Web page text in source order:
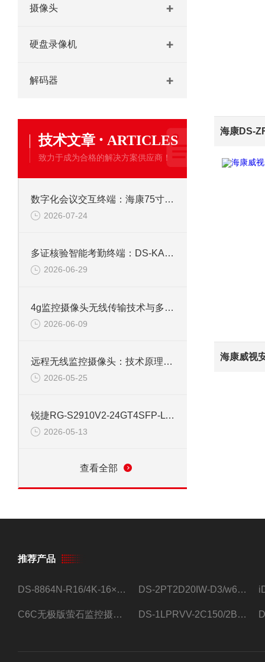
摄像头
硬盘录像机
解码器
技术文章 · ARTICLES
致力于成为合格的解决方案供应商！
数字化会议交互终端：海康75寸4K触摸会议一体机
2026-07-24
多证核验智能考勤终端：DS-KAB673-IBQR人脸识别打卡考勤机
2026-06-29
4g监控摄像头无线传输技术与多场景应用研究
2026-06-09
远程无线监控摄像头：技术原理、应用与选型全解析
2026-05-25
锐捷RG-S2910V2-24GT4SFP-L 24口网管千兆交换机
2026-05-13
查看全部
推荐产品
DS-8864N-R16/4K-16×4T/希捷16盘位录像机 DS-2PT2D20IW-D3/w64路高清硬盘录像机
C6C无极版萤石监控摄像头 DS-1LPRVV-2C150/2B监控室外夜视高清电源线护套线200米/卷